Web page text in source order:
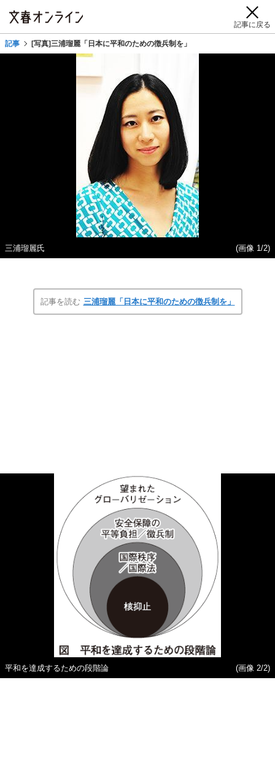
記事に戻る
記事 [写真]三浦瑠麗「日本に平和のための徴兵制を」
三浦瑠麗氏 (画像 1/2)
記事を読む 三浦瑠麗「日本に平和のための徴兵制を」
平和を達成するための段階論 (画像 2/2)